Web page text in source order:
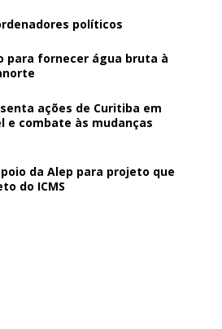
políticos
para fornecer água bruta à
ações de Curitiba em
e combate às mudanças
da Alep para projeto que
do ICMS